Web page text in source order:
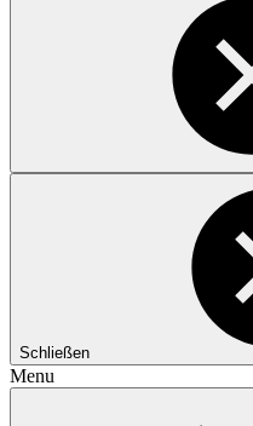
Schließen
Menu